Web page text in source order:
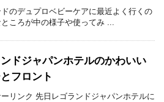
ドのデュプロベビーケアに最近よく行くの
ころが中の様子や使ってみ ...
ドジャパンホテルのかわいい
フロント
リンク 先日レゴランドジャパンホテルに